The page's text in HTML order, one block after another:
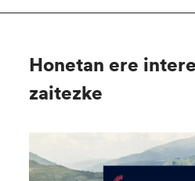
Honetan ere
zaitezke